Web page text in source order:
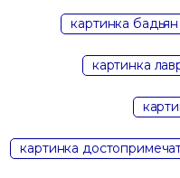
картинка бадьян
картинка
картинка